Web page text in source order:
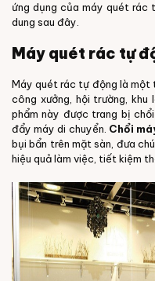
ứng dụng của máy quét rác
dung sau đây.
Máy quét rác tự
Máy quét rác tự động là
công xưởng, hội trường,
phẩm này được trang bị
đẩy máy di chuyển. Chổi
bụi bẩn trên mặt sàn, đưa
hiệu quả làm việc, tiết kiệm